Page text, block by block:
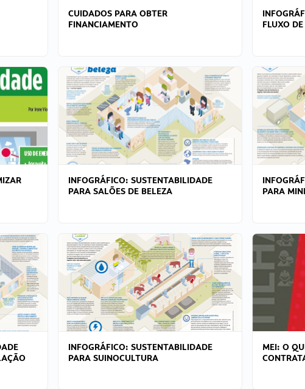
CUIDADOS PARA OBTER
FINANCIAMENTO
FLUXO
INFOGRÁFICO: SUSTENTABILIDADE
PARA SALÕES DE BELEZA
PARA
INFOGRÁFICO: SUSTENTABILIDADE
PARA SUINOCULTURA
MEI: O